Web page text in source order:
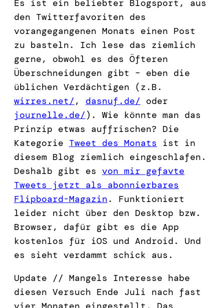
Es ist ein beliebter Blogsport, aus
den Twitterfavoriten des
vorangegangenen Monats einen Post
zu basteln. Ich lese das ziemlich
gerne, obwohl es des Öfteren
Überschneidungen gibt – eben die
üblichen Verdächtigen (z.B.
wirres.net/, dasnuf.de/ oder
journelle.de/). Wie könnte man das
Prinzip etwas auffrischen? Die
Kategorie Tweet des Monats ist in
diesem Blog ziemlich eingeschlafen.
Deshalb gibt es von mir gefavte
Tweets jetzt als abonnierbares
Flipboard-Magazin . Funktioniert
leider nicht über den Desktop bzw.
Browser, dafür gibt es die App
kostenlos für iOS und Android. Und
es sieht verdammt schick aus.
Update // Mangels Interesse habe
diesen Versuch Ende Juli nach fast